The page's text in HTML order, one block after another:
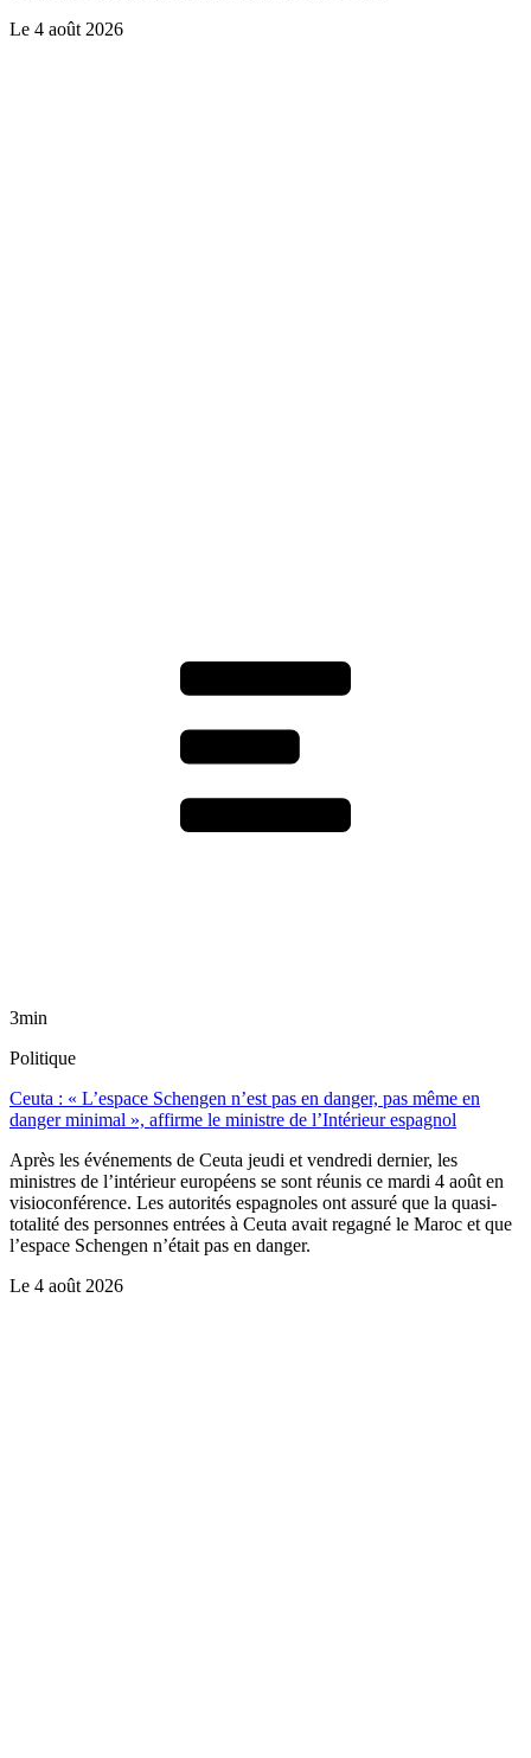
Le 4 août 2026
3min
Politique
Ceuta : « L’espace Schengen n’est pas en danger, pas même en
danger minimal », affirme le ministre de l’Intérieur espagnol
Après les événements de Ceuta jeudi et vendredi dernier, les
ministres de l’intérieur européens se sont réunis ce mardi 4 août en
visioconférence. Les autorités espagnoles ont assuré que la quasi-
totalité des personnes entrées à Ceuta avait regagné le Maroc et que
l’espace Schengen n’était pas en danger.
Le 4 août 2026